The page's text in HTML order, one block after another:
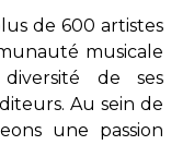
2 guitares
3 guitares
4 guitares
5 guitares et plus
Ensemble de
de 600 artistes
musicale
de ses
Au sein de
une passion